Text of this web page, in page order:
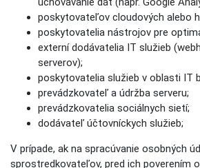
poskytovateľov cloudových alebo
poskytovatelia nástrojov pre
externí dodávatelia IT služieb
serverov);
poskytovatelia služieb v oblasti IT
prevádzkovateľ a údržba serveru;
prevádzkovatelia sociálnych sietí;
dodávateľ účtovníckych služieb;
V prípade, ak na spracúvanie osobných
sprostredkovateľov, pred ich poverením